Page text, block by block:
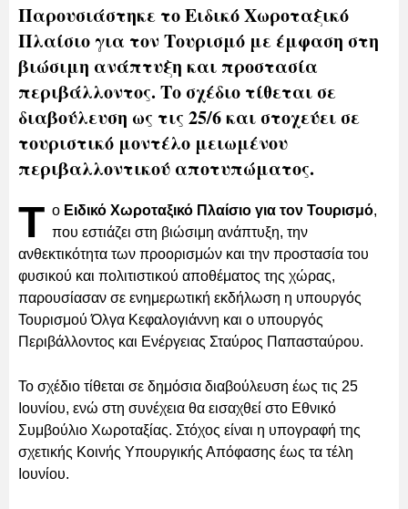
Παρουσιάστηκε το Ειδικό Χωροταξικό
Πλαίσιο για τον Τουρισμό με έμφαση στη
βιώσιμη ανάπτυξη και προστασία
περιβάλλοντος. Το σχέδιο τίθεται σε
διαβούλευση ως τις 25/6 και στοχεύει σε
τουριστικό μοντέλο μειωμένου
περιβαλλοντικού αποτυπώματος.
Τ ο Ειδικό Χωροταξικό Πλαίσιο για τον Τουρισμό,
που εστιάζει στη βιώσιμη ανάπτυξη, την
ανθεκτικότητα των προορισμών και την προστασία του
φυσικού και πολιτιστικού αποθέματος της χώρας,
παρουσίασαν σε ενημερωτική εκδήλωση η υπουργός
Τουρισμού Όλγα Κεφαλογιάννη και ο υπουργός
Περιβάλλοντος και Ενέργειας Σταύρος Παπασταύρου.
Το σχέδιο τίθεται σε δημόσια διαβούλευση έως τις 25
Ιουνίου, ενώ στη συνέχεια θα εισαχθεί στο Εθνικό
Συμβούλιο Χωροταξίας. Στόχος είναι η υπογραφή της
σχετικής Κοινής Υπουργικής Απόφασης έως τα τέλη
Ιουνίου.